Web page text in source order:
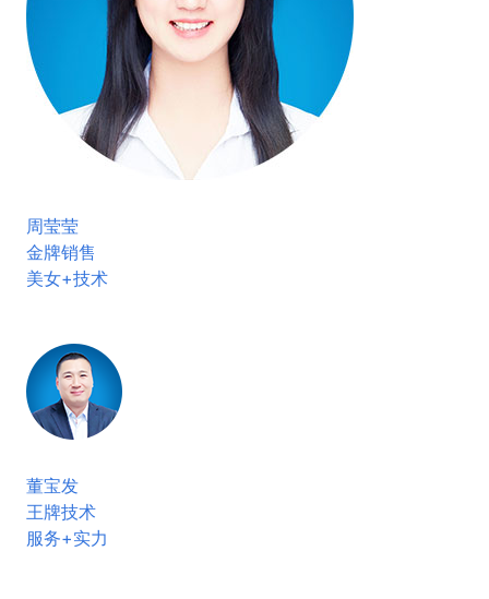
周莹莹
金牌销售
美女+技术
董宝发
王牌技术
服务+实力